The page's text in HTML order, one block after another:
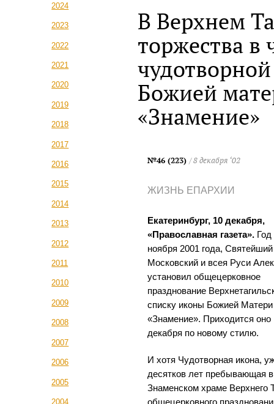
2024
2023
2022
2021
2020
2019
2018
2017
2016
2015
2014
2013
2012
2011
2010
2009
2008
2007
2006
2005
2004
В Верхнем
торжества в
Божией
«Знамение»
№46 (223) / 8 декабря ‘02
ЖИЗНЬ ЕПАРХИИ
Екатеринбург, 10 декабря,
«Православная газета».
ноября 2001 года,
Московский и всея Руси
установил общецерковное
празднование
списку иконы Божией Матери
«Знамение». Приходится оно
декабря по новому стилю.
И хотя Чудотворная икона,
десятков лет пребывающая в
Знаменском храме Верхнего
общецерковного